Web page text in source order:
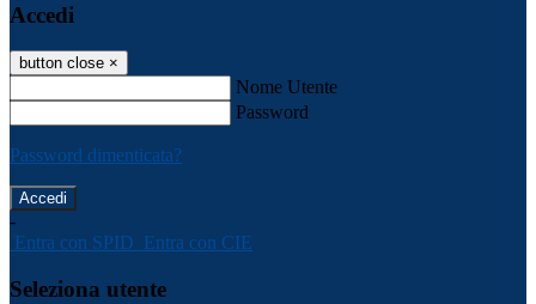
Accedi
button close ×
Nome Utente
Password
Password dimenticata?
-
Entra con SPID Entra con CIE
Seleziona utente